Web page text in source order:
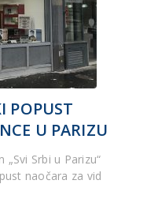
POPUST
U PARIZU
„Svi Srbi u Parizu“
naočara za vid